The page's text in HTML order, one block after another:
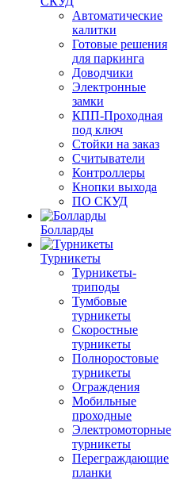
Автоматические
калитки
Готовые решения
для паркинга
Доводчики
Электронные
замки
КПП-Проходная
под ключ
Стойки на заказ
Считыватели
Контроллеры
Кнопки выхода
ПО СКУД
Болларды
Турникеты
Турникеты-
триподы
Тумбовые
турникеты
Скоростные
турникеты
Полноростовые
турникеты
Ограждения
Мобильные
проходные
Электромоторные
турникеты
Переграждающие
планки